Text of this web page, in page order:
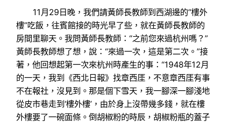
11月29日晚，我們請黃師長教師到西湖邊的“樓外
樓”吃飯，往賓館接的時光早了些，就在黃師長教師的
房間里聊天。我問黃師長教師：“之前您來過杭州嗎？”
黃師長教師想了想，說：“來過一次，這是第二次。”接
著，他回想起第一次來杭州時產生的事：“1948年12月
的一天，我到《西北日報》找章西厓，不意章西厓有事
不在報社，沒見到。那是個下雪天，我一腳深一腳淺地
從皮市巷走到‘樓外樓’，由於身上沒帶幾多錢，就在樓
外樓要了一碗面條。倒胡椒粉的時辰，胡椒粉瓶的蓋子